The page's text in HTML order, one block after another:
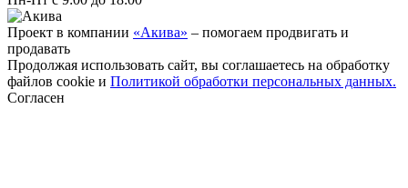
Проект в компании «Акива» – помогаем продвигать и
продавать
Продолжая использовать сайт, вы соглашаетесь на обработку
файлов cookie и Политикой обработки персональных данных.
Согласен